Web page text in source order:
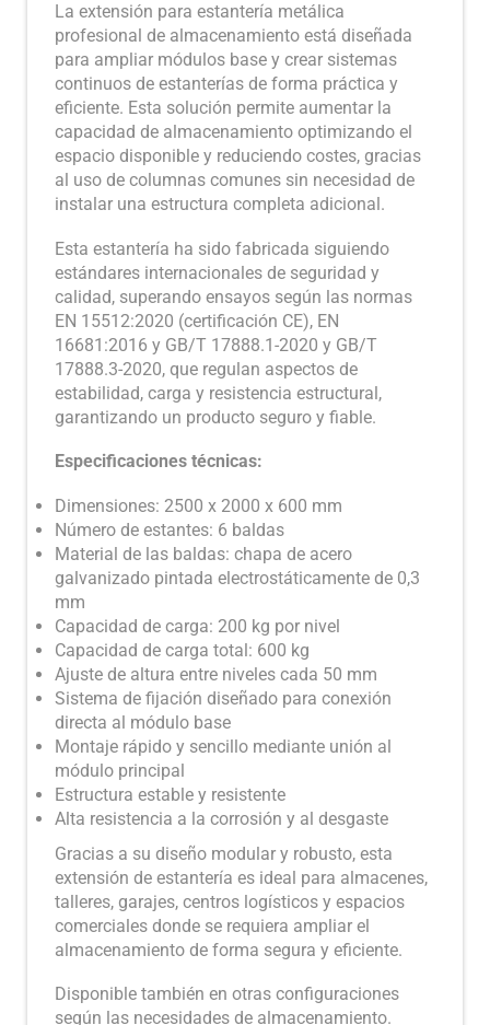
La extensión para estantería metálica
profesional de almacenamiento está diseñada
para ampliar módulos base y crear sistemas
continuos de estanterías de forma práctica y
eficiente. Esta solución permite aumentar la
capacidad de almacenamiento optimizando el
espacio disponible y reduciendo costes, gracias
al uso de columnas comunes sin necesidad de
instalar una estructura completa adicional.
Esta estantería ha sido fabricada siguiendo
estándares internacionales de seguridad y
calidad, superando ensayos según las normas
EN 15512:2020 (certificación CE), EN
16681:2016 y GB/T 17888.1-2020 y GB/T
17888.3-2020, que regulan aspectos de
estabilidad, carga y resistencia estructural,
garantizando un producto seguro y fiable.
Especificaciones técnicas:
Dimensiones: 2500 x 2000 x 600 mm
Número de estantes: 6 baldas
Material de las baldas: chapa de acero
galvanizado pintada electrostáticamente de 0,3
mm
Capacidad de carga: 200 kg por nivel
Capacidad de carga total: 600 kg
Ajuste de altura entre niveles cada 50 mm
Sistema de fijación diseñado para conexión
directa al módulo base
Montaje rápido y sencillo mediante unión al
módulo principal
Estructura estable y resistente
Alta resistencia a la corrosión y al desgaste
Gracias a su diseño modular y robusto, esta
extensión de estantería es ideal para almacenes,
talleres, garajes, centros logísticos y espacios
comerciales donde se requiera ampliar el
almacenamiento de forma segura y eficiente.
Disponible también en otras configuraciones
según las necesidades de almacenamiento.